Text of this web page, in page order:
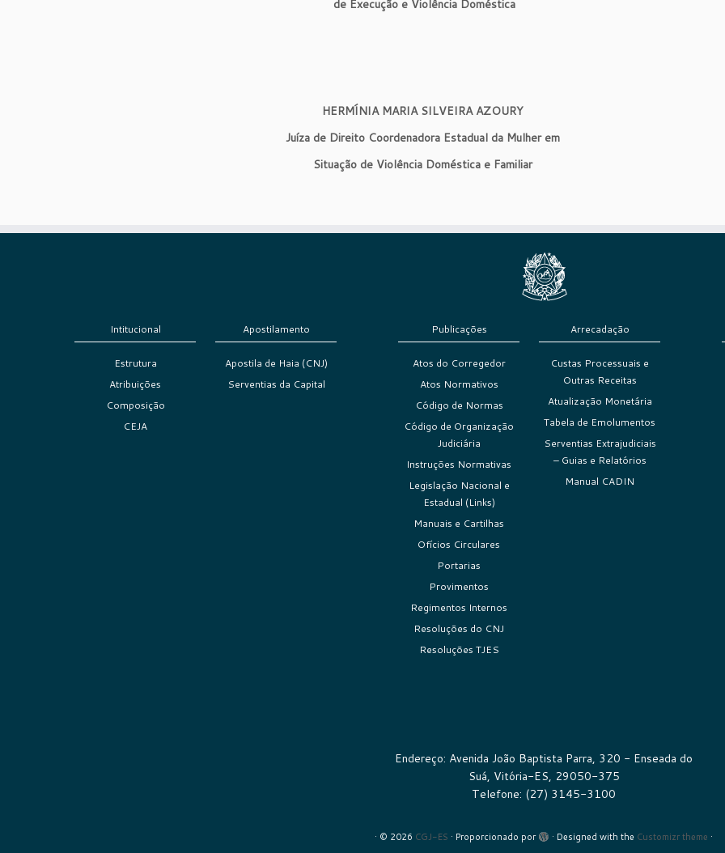
de Execução e Violência Doméstica
HERMÍNIA MARIA SILVEIRA AZOURY
Juíza de Direito Coordenadora Estadual da Mulher em
Situação de Violência Doméstica e Familiar
Intitucional
Estrutura
Atribuições
Composição
CEJA
Apostilamento
Apostila de Haia (CNJ)
Serventias da Capital
Publicações
Atos do Corregedor
Atos Normativos
Código de Normas
Código de Organização
Judiciária
Instruções Normativas
Legislação Nacional e
Estadual (Links)
Manuais e Cartilhas
Ofícios Circulares
Portarias
Provimentos
Regimentos Internos
Resoluções do CNJ
Resoluções TJES
Arrecadação
Custas Processuais e
Outras Receitas
Atualização Monetária
Tabela de Emolumentos
Serventias Extrajudiciais
– Guias e Relatórios
Manual CADIN
Endereço: Avenida João Baptista Parra, 320 - Enseada do
Suá, Vitória-ES, 29050-375
Telefone: (27) 3145-3100
· © 2026 CGJ-ES · Proporcionado por · Designed with the Customizr theme ·